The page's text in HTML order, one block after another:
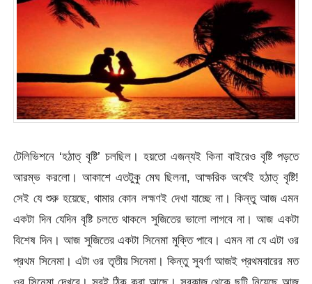
টেলিভিশনে ‘হঠাত্ বৃষ্টি’ চলছিল। হয়তো এজন্যই কিনা বাইরেও বৃষ্টি পড়তে
আরম্ভ করলো। আকাশে এতটুকু মেঘ ছিলনা, আক্ষরিক অর্থেই হঠাত্ বৃষ্টি!
সেই যে শুরু হয়েছে, থামার কোন লহ্মণই দেখা যাচ্ছে না। কিন্তু আজ এমন
একটা দিন যেদিন বৃষ্টি চলতে থাকলে সুজিতের ভালো লাগবে না। আজ একটা
বিশেষ দিন। আজ সুজিতের একটা সিনেমা মুক্তি পাবে। এমন না যে এটা ওর
প্রথম সিনেমা। এটা ওর তৃতীয় সিনেমা। কিন্তু সুবর্ণা আজই প্রথমবারের মত